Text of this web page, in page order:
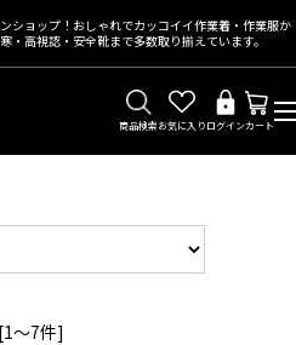
ショップ！おしゃれでカッコイイ作業着・作業服か
・高視認・安全靴まで多数取り揃えています。
商品検索お気に入りログインカート
[1～7件]